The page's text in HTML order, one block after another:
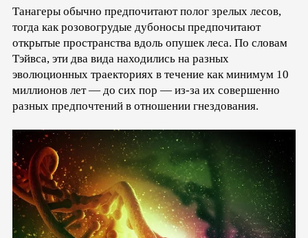
Танагеры обычно предпочитают полог зрелых лесов,
тогда как розовогрудые дубоносы предпочитают
открытые пространства вдоль опушек леса. По словам
Тэйвса, эти два вида находились на разных
эволюционных траекториях в течение как минимум 10
миллионов лет — до сих пор — из-за их совершенно
разных предпочтений в отношении гнездования.